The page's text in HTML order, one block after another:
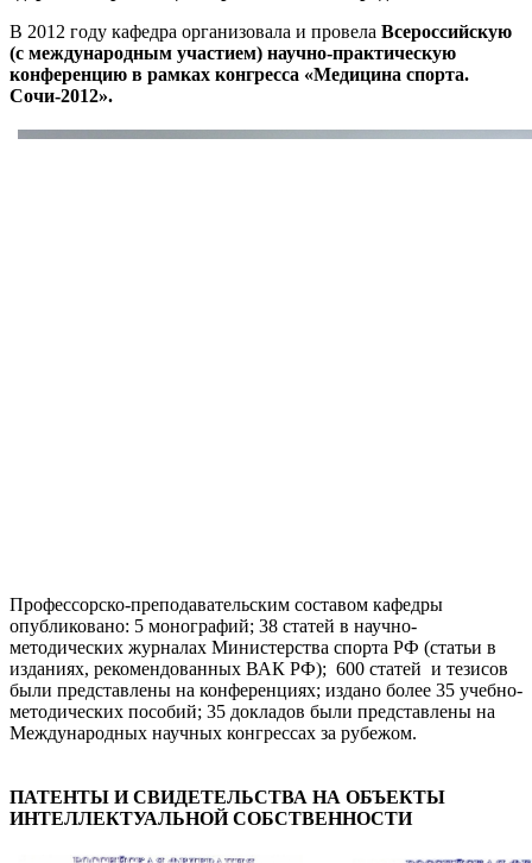
В 2012 году кафедра организовала и провела Всероссийскую
(с международным участием) научно-практическую
конференцию в рамках конгресса «Медицина спорта.
Сочи-2012».
Профессорско-преподавательским составом кафедры
опубликовано: 5 монографий; 38 статей в научно-
методических журналах Министерства спорта РФ (статьи в
изданиях, рекомендованных ВАК РФ); 600 статей и тезисов
были представлены на конференциях; издано более 35 учебно-
методических пособий; 35 докладов были представлены на
Международных научных конгрессах за рубежом.
ПАТЕНТЫ И СВИДЕТЕЛЬСТВА НА ОБЪЕКТЫ
ИНТЕЛЛЕКТУАЛЬНОЙ СОБСТВЕННОСТИ